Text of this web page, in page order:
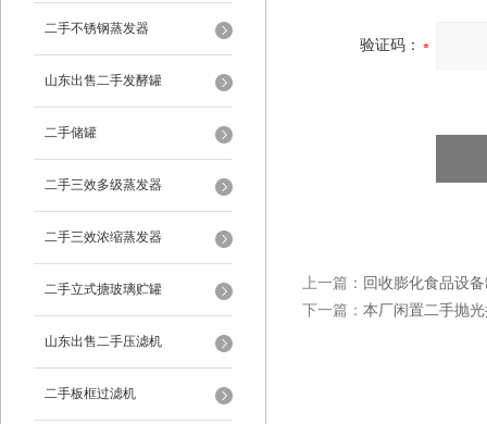
二手不锈钢蒸发器
山东出售二手发酵罐
二手储罐
二手三效多级蒸发器
二手三效浓缩蒸发器
二手立式搪玻璃贮罐
山东出售二手压滤机
二手板框过滤机
验证码：
上一篇： 回收膨化食品设
下一篇： 本厂闲置二手抛